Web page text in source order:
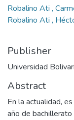
Robalino Ati ,
Robalino Ati ,
Publisher
Universidad
Abstract
En la actualidad,
año de